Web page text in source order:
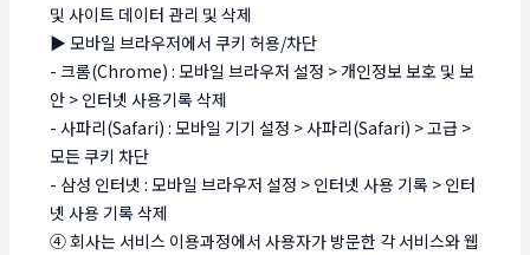
및 사이트 데이터 관리 및 삭제
▶ 모바일 브라우저에서 쿠키 허용/차단
- 크롬(Chrome) : 모바일 브라우저 설정 > 개인정보 보호 및 보
안 > 인터넷 사용기록 삭제
- 사파리(Safari) : 모바일 기기 설정 > 사파리(Safari) > 고급 >
모든 쿠키 차단
- 삼성 인터넷 : 모바일 브라우저 설정 > 인터넷 사용 기록 > 인터
넷 사용 기록 삭제
④ 회사는 서비스 이용과정에서 사용자가 방문한 각 서비스와 웹